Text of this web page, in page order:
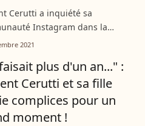
Cerutti a inquiété sa
Instagram dans la
de lundi 22 novembre 2021.
tout juste âgée de 5 ans aux
2021
plus d'un an..." :
Cerutti et sa fille
complices pour un
moment !